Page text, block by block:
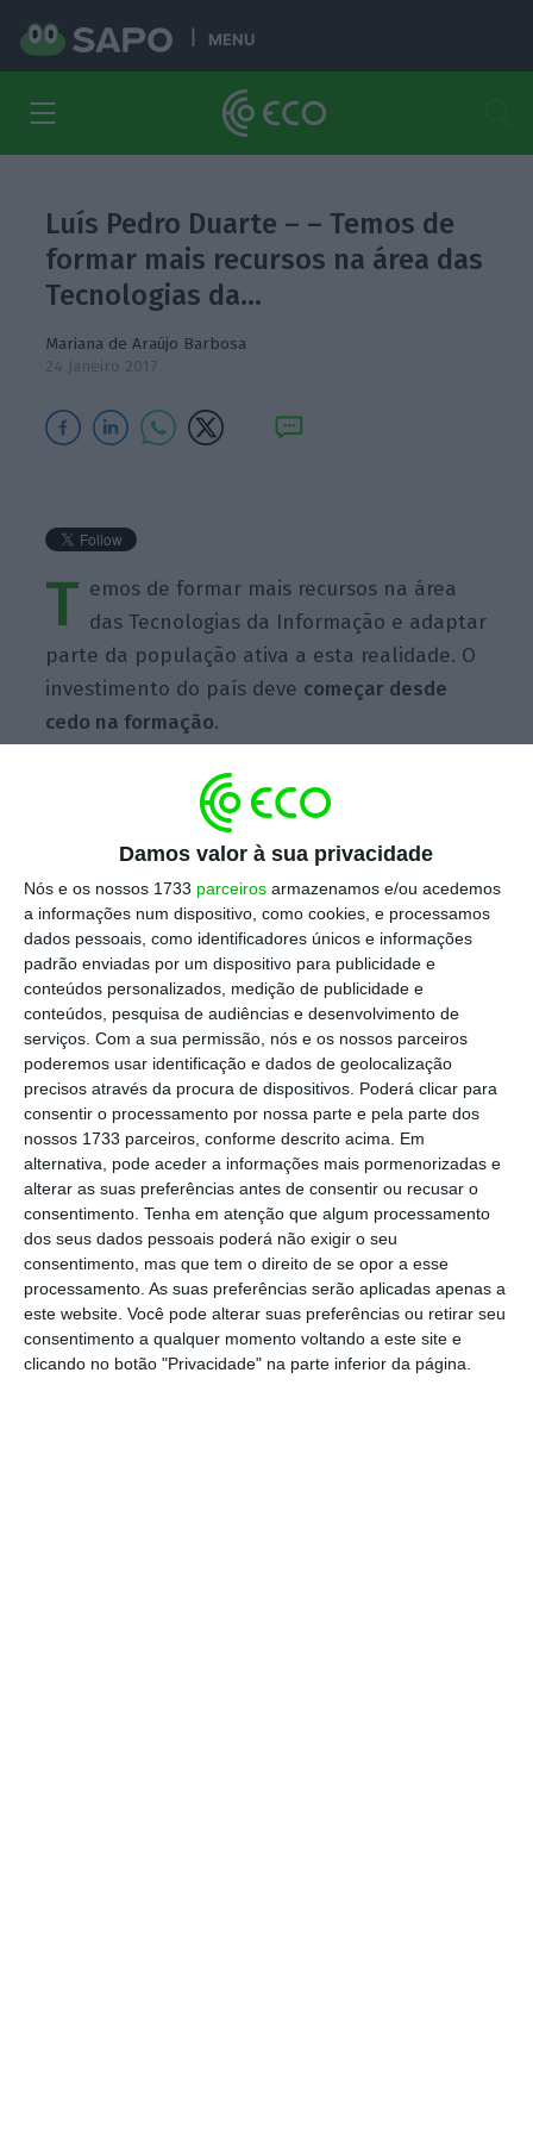
Damos valor à sua privacidade
Nós e os nossos 1733 parceiros armazenamos e/ou acedemos
a informações num dispositivo, como cookies, e processamos
dados pessoais, como identificadores únicos e informações
padrão enviadas por um dispositivo para publicidade e
conteúdos personalizados, medição de publicidade e
conteúdos, pesquisa de audiências e desenvolvimento de
serviços. Com a sua permissão, nós e os nossos parceiros
poderemos usar identificação e dados de geolocalização
precisos através da procura de dispositivos. Poderá clicar para
consentir o processamento por nossa parte e pela parte dos
nossos 1733 parceiros, conforme descrito acima. Em
alternativa, pode aceder a informações mais pormenorizadas e
alterar as suas preferências antes de consentir ou recusar o
consentimento. Tenha em atenção que algum processamento
dos seus dados pessoais poderá não exigir o seu
consentimento, mas que tem o direito de se opor a esse
processamento. As suas preferências serão aplicadas apenas a
este website. Você pode alterar suas preferências ou retirar seu
consentimento a qualquer momento voltando a este site e
clicando no botão "Privacidade" na parte inferior da página.
MENU
Luís Pedro Duarte – – Temos de
formar mais recursos na área das
Tecnologias da…
Mariana de Araújo Barbosa
24 Janeiro 2017
T emos de formar mais recursos na área
das Tecnologias da Informação e adaptar
parte da população ativa a esta realidade. O
investimento do país deve começar desde
cedo na formação.
Assine o ECO Premium
No momento em que a informação é
mais importante do que nunca, apoie
o jornalismo independente e rigoroso.
De que forma? Assine o ECO Premium e
tenha acesso a notícias exclusivas, à
opinião que conta, às reportagens e
especiais que mostram o outro lado da
história.